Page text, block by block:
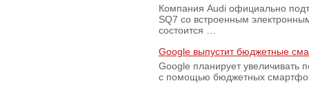
Компания Audi официально
SQ7 со встроенным
состоится …
Google выпустит бюджетные
Google планирует увеличивать
с помощью бюджетных